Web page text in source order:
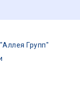
Групп"